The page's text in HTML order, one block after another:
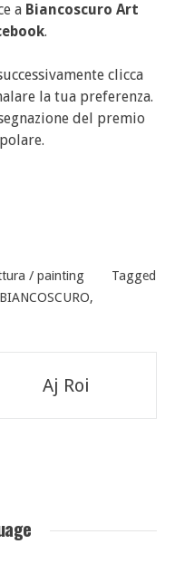
a Biancoscuro Art
.
clicca
la tua preferenza.
del premio
/ painting
Tagged
BIANCOSCURO,
Aj Roi